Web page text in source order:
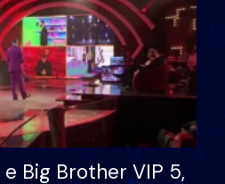
Big Brother VIP 5,